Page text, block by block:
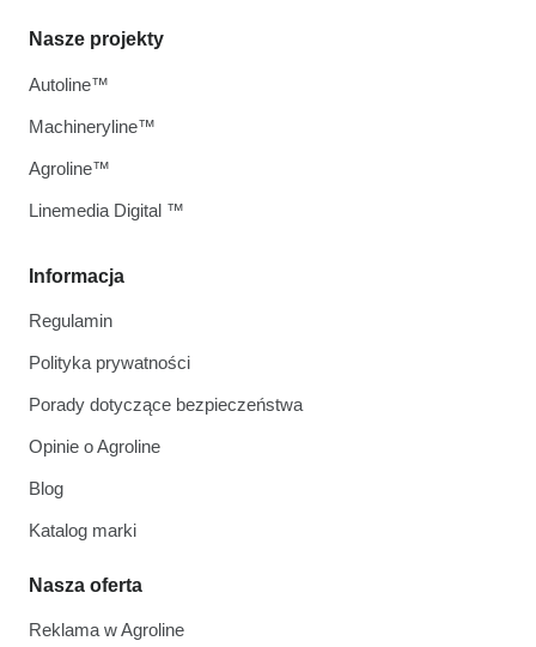
Informacja
Regulamin
Polityka prywatności
Porady dotyczące bezpieczeństwa
Opinie o Agroline
Blog
Katalog marki
Nasza oferta
Reklama w Agroline
Nasze projekty
Autoline™
Machineryline™
Agroline™
Linemedia Digital ™